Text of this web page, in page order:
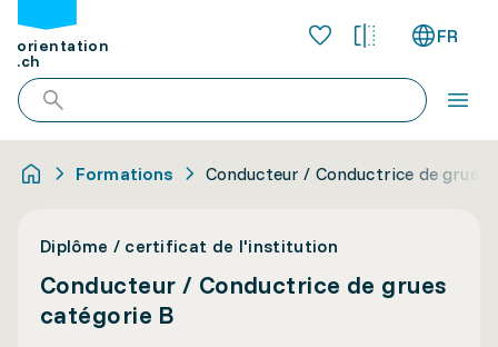
orientation
.ch
FR
Formations Conducteur / Conductrice de grues
Diplôme / certificat de l'institution
Conducteur / Conductrice de grues
catégorie B